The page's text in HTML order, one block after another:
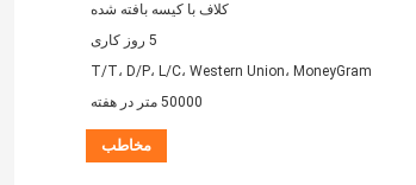
کلاف با کیسه بافته شده
5 روز کاری
T/T، D/P، L/C، Western Union، MoneyGram
50000 متر در هفته
مخاطب